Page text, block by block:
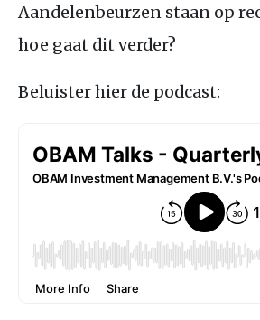
Aandelenbeurzen staan op
hoe gaat dit verder?
Beluister hier de podcast: